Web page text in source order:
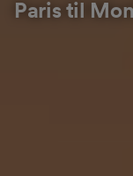
Paris til